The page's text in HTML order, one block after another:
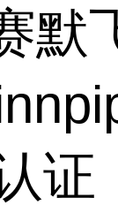
默
证